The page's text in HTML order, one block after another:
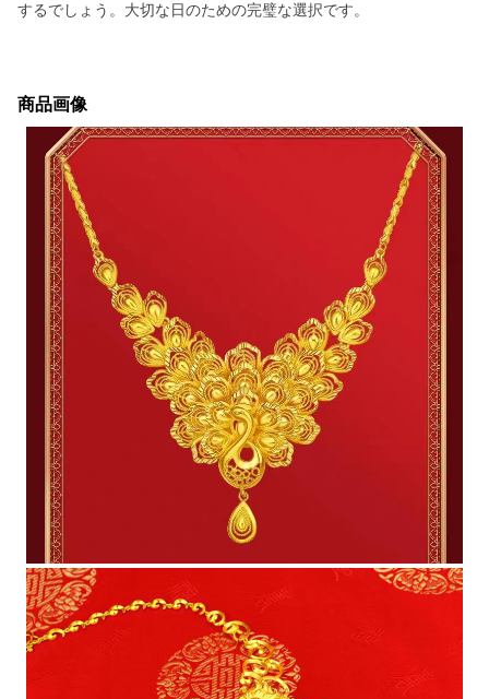
するでしょう。大切な日のための完璧な選択です。
商品画像